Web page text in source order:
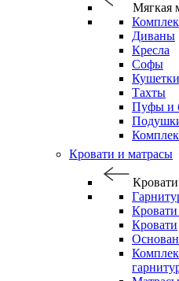
Мягкая
Диваны
Кресла
Софы
Кушетки
Тахты
Пуфы и
Кровати и матрасы
Кровати
Кровати